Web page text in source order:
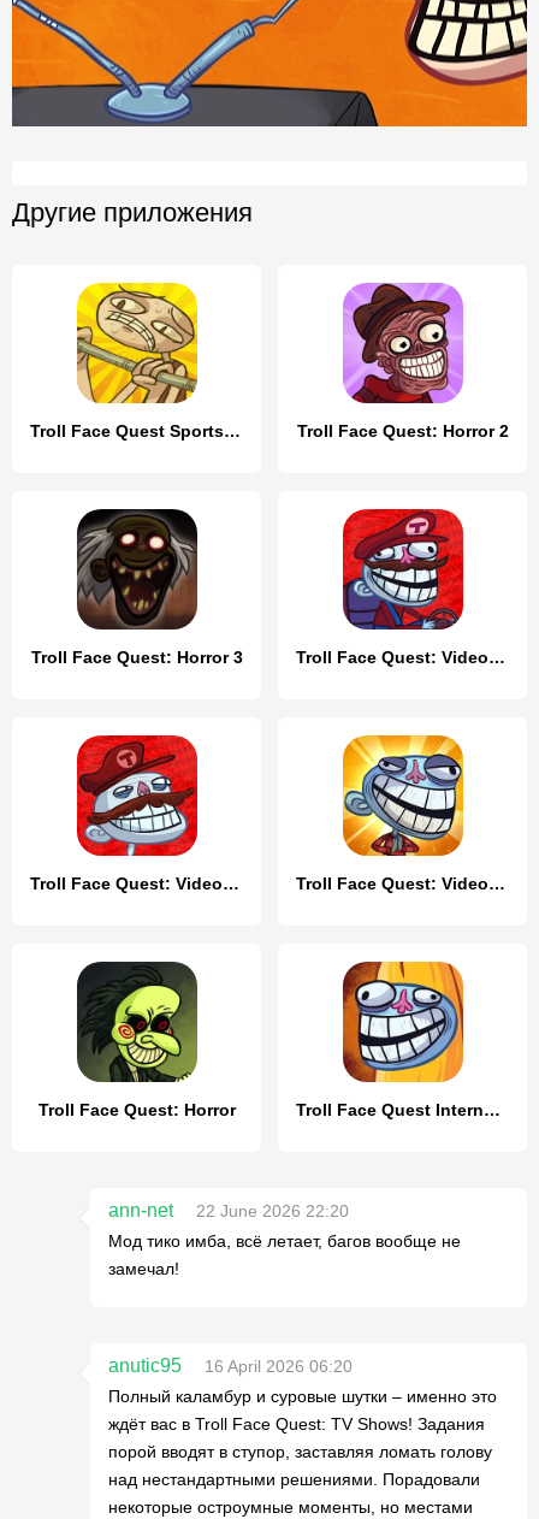
Другие приложения
Troll Face Quest Sports Puzzle Troll Face Quest: Horror 2
Troll Face Quest: Horror 3 Troll Face Quest: VideoGames 2
Troll Face Quest: Video Games Troll Face Quest: Video Memes
Troll Face Quest: Horror Troll Face Quest Internet Meme
ann-net
22 June 2026 22:20
Мод тико имба, всё летает, багов вообще не
замечал!
anutic95
16 April 2026 06:20
Полный каламбур и суровые шутки – именно это
ждёт вас в Troll Face Quest: TV Shows! Задания
порой вводят в ступор, заставляя ломать голову
над нестандартными решениями. Порадовали
некоторые остроумные моменты, но местами